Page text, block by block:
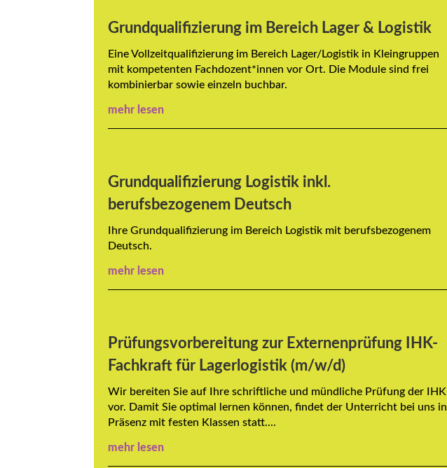
Grundqualifizierung im Bereich Lager & Logistik
Eine Vollzeitqualifizierung im Bereich Lager/Logistik in Kleingruppen
mit kompetenten Fachdozent*innen vor Ort. Die Module sind frei
kombinierbar sowie einzeln buchbar.
mehr lesen
Grundqualifizierung Logistik inkl.
berufsbezogenem Deutsch
Ihre Grundqualifizierung im Bereich Logistik mit berufsbezogenem
Deutsch.
mehr lesen
Prüfungsvorbereitung zur Externenprüfung IHK-
Fachkraft für Lagerlogistik (m/w/d)
Wir bereiten Sie auf Ihre schriftliche und mündliche Prüfung der IHK
vor. Damit Sie optimal lernen können, findet der Unterricht bei uns in
Präsenz mit festen Klassen statt....
mehr lesen